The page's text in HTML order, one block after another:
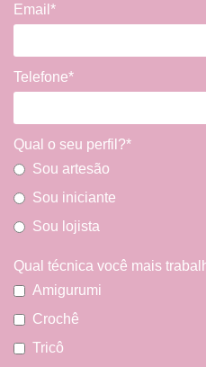
Email*
Telefone*
Qual o seu perfil?*
Sou artesão
Sou iniciante
Sou lojista
Qual técnica você mais
Amigurumi
Crochê
Tricô